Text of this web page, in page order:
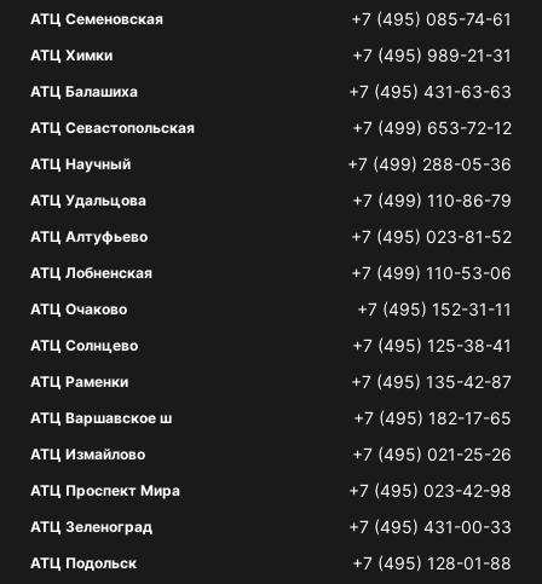
АТЦ Семеновская +7 (495) 085-74-61
АТЦ Химки +7 (495) 989-21-31
АТЦ Балашиха +7 (495) 431-63-63
АТЦ Севастопольская +7 (499) 653-72-12
АТЦ Научный +7 (499) 288-05-36
АТЦ Удальцова +7 (499) 110-86-79
АТЦ Алтуфьево +7 (495) 023-81-52
АТЦ Лобненская +7 (499) 110-53-06
АТЦ Очаково +7 (495) 152-31-11
АТЦ Солнцево +7 (495) 125-38-41
АТЦ Раменки +7 (495) 135-42-87
АТЦ Варшавское ш +7 (495) 182-17-65
АТЦ Измайлово +7 (495) 021-25-26
АТЦ Проспект Мира +7 (495) 023-42-98
АТЦ Зеленоград +7 (495) 431-00-33
АТЦ Подольск +7 (495) 128-01-88